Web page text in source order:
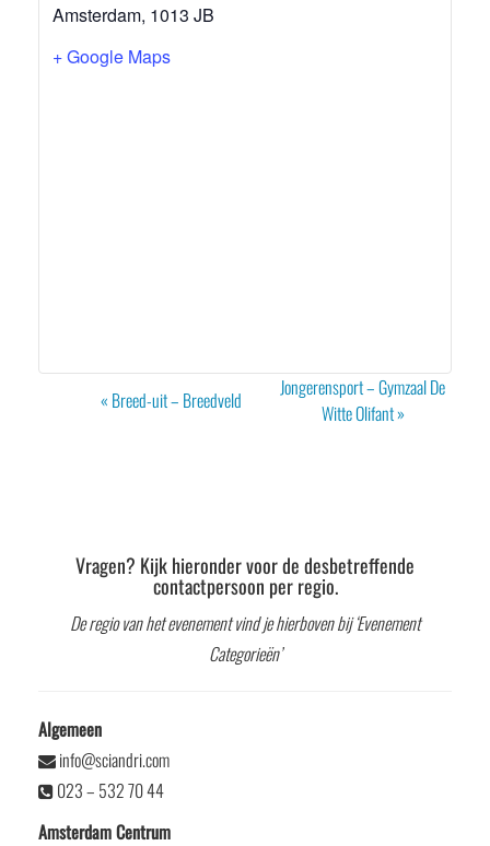
Amsterdam, 1013 JB
+ Google Maps
Evenement
Navigatie
« Breed-uit – Breedveld
Jongerensport – Gymzaal De
Witte Olifant»
Vragen? Kijk hieronder voor de desbetreffende
contactpersoon per regio.
De regio van het evenement vind je hierboven bij ‘Evenement
Categorieën’
Algemeen
info@sciandri.com
023 – 532 70 44
Amsterdam Centrum